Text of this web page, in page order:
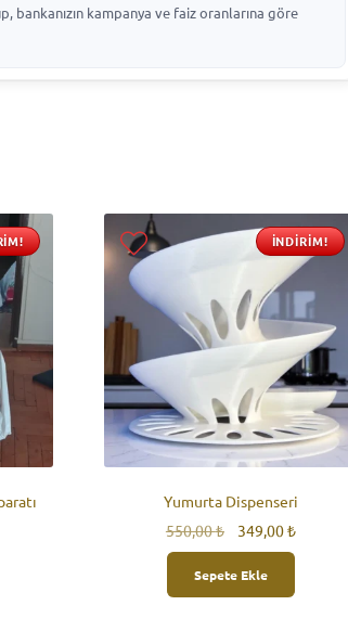
bankanızın kampanya ve faiz oranlarına göre
Yumurta Dispenseri
İNDIRIM!
550,00₺
Orijinal
fiyat:
550,00 ₺.
349,00₺Şu
349,00 ₺.
Sepete Ekle